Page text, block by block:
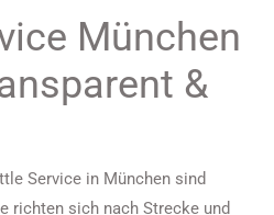
München
&
Service in München sind
richten sich nach Strecke und